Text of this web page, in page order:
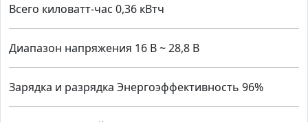
Всего киловатт-час 0,36 кВтч
Диапазон напряжения 16 В ~ 28,8 В
Зарядка и разрядка Энергоэффективность 96%